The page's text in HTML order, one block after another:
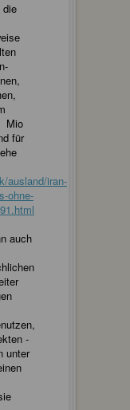
die
Mio
für
ausland/iran-
ohne-
auch
-
unter